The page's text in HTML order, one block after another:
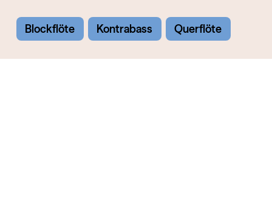
Blockflöte Kontrabass Querflöte